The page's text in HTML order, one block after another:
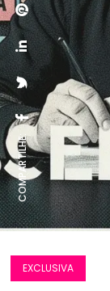
COMPARTILHE:
EXCLUSIVA